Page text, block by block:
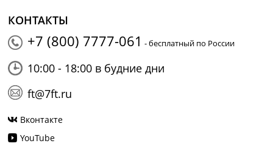
КОНТАКТЫ
+7 (800) 7777-061 - бесплатный по России
10:00 - 18:00 в будние дни
ft@7ft.ru
Вконтакте
YouTube